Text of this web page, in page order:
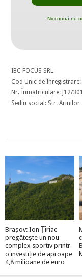
Nici nouă nu
IBC FOCUS SRL
Cod Unic de
Nr. Înmatriculare: J12/
Sediu social: Str. Arinilor
Brașov: Ion Țiriac
pregătește un nou
complex sportiv printr-
o investiție de aproape
4,8 milioane de euro